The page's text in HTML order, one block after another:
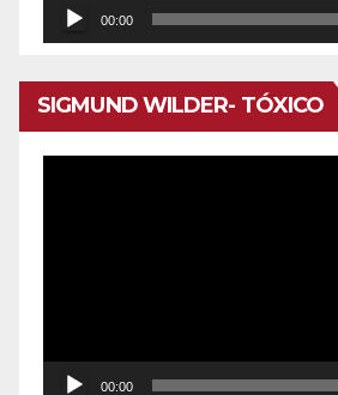
Reproductor
de
audio
00:00
SIGMUND WILDER- TÓXICO
00:00